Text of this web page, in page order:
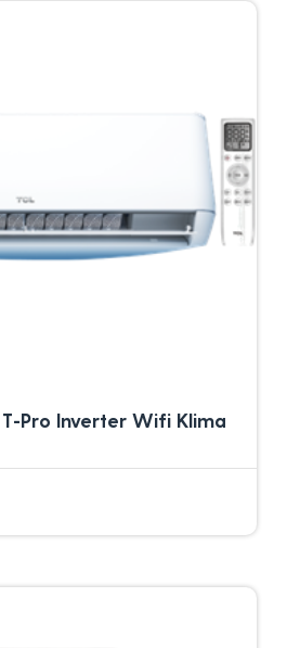
T-Pro Inverter Wifi Klima